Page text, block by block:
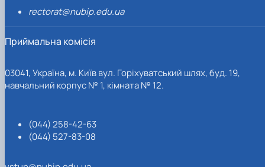
rectorat@nubip.edu.ua
Приймальна комісія
03041, Україна, м. Київ вул. Горіхуватський шлях, буд. 19,
навчальний корпус № 1, кімната № 12.
(044) 258-42-63
(044) 527-83-08